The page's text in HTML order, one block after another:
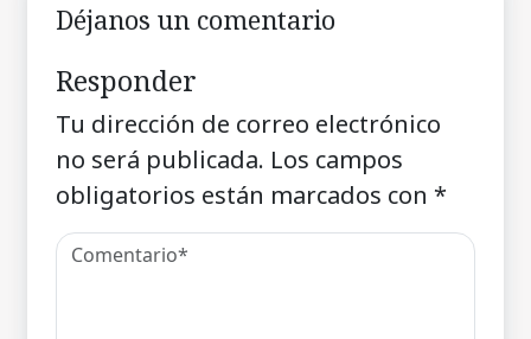
Déjanos un comentario
Responder
Tu dirección de correo electrónico
no será publicada. Los campos
obligatorios están marcados con *